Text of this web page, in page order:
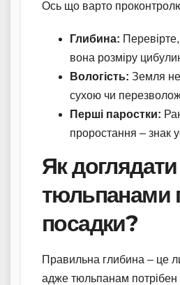
Ось що варто
Глибина:
вона розміру
Вологість: Земля
сухою чи
Перші паростки:
проростання – знак
Як
тюльпанами
посадки?
Правильна глибина – це
адже тюльпанам